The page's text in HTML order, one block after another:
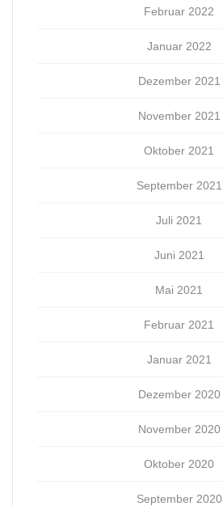
Februar 2022
Januar 2022
Dezember 2021
November 2021
Oktober 2021
September 2021
Juli 2021
Juni 2021
Mai 2021
Februar 2021
Januar 2021
Dezember 2020
November 2020
Oktober 2020
September 2020